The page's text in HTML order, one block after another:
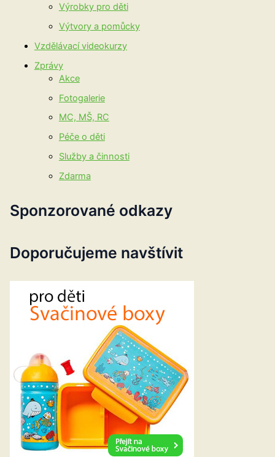
Výrobky pro děti
Výtvory a pomůcky
Vzdělávací videokurzy
Zprávy
Akce
Fotogalerie
MC, MŠ, RC
Péče o děti
Služby a činnosti
Zdarma
Sponzorované odkazy
Doporučujeme navštívit